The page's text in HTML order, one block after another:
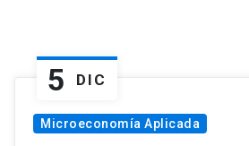
5 DIC
Microeconomía Aplicada